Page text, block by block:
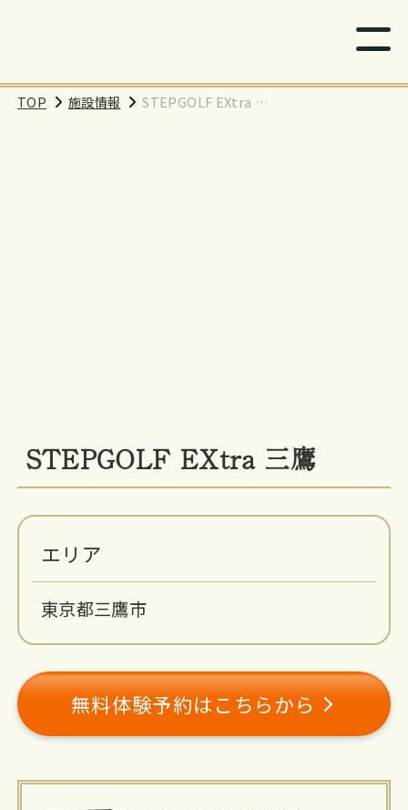
TOP 施設情報
STEPGOLF EXtra 三
STEPGOLF EXtra 三鷹
エリア
東京都三鷹市
無料体験予約はこちらから